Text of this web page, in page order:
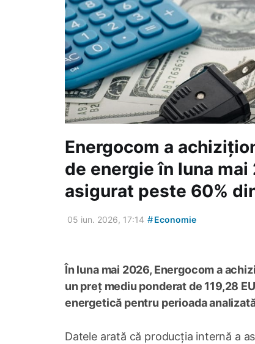
Energocom a
de energie în luna
asigurat peste 60%
05 iun. 2026, 17:14 #Economie
În luna mai 2026, Energocom a
un preț mediu ponderat de 119,28
energetică pentru perioada
Datele arată că producția internă a